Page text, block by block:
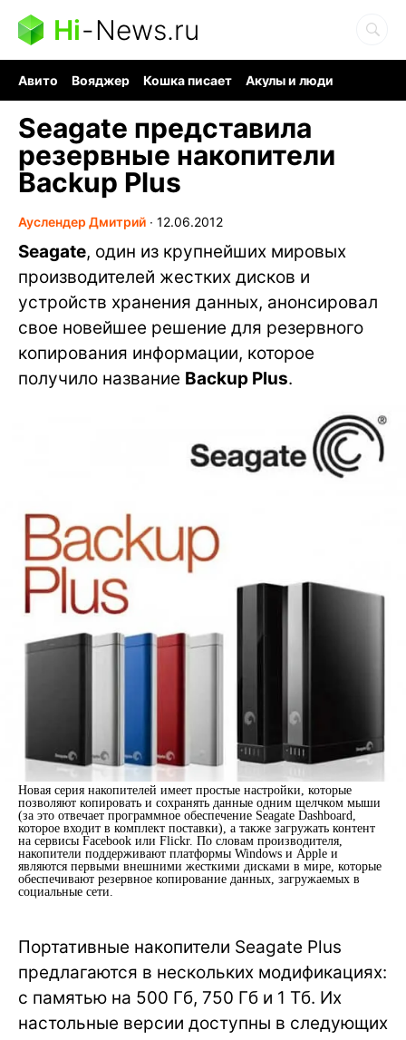
Hi-News.ru
Авито Вояджер Кошка писает
Акулы и люди
Seagate представила
резервные накопители
Backup Plus
Ауслендер Дмитрий ∙ 12.06.2012
Seagate, один из крупнейших мировых
производителей жестких дисков и
устройств хранения данных, анонсировал
свое новейшее решение для резервного
копирования информации, которое
получило название Backup Plus.
Новая серия накопителей имеет простые настройки, которые
позволяют копировать и сохранять данные одним щелчком мыши
(за это отвечает программное обеспечение Seagate Dashboard,
которое входит в комплект поставки), а также загружать контент
на сервисы Facebook или Flickr. По словам производителя,
накопители поддерживают платформы Windows и Apple и
являются первыми внешними жесткими дисками в мире, которые
обеспечивают резервное копирование данных, загружаемых в
социальные сети.
Портативные накопители Seagate Plus
предлагаются в нескольких модификациях:
с памятью на 500 Гб, 750 Гб и 1 Тб. Их
настольные версии доступны в следующих